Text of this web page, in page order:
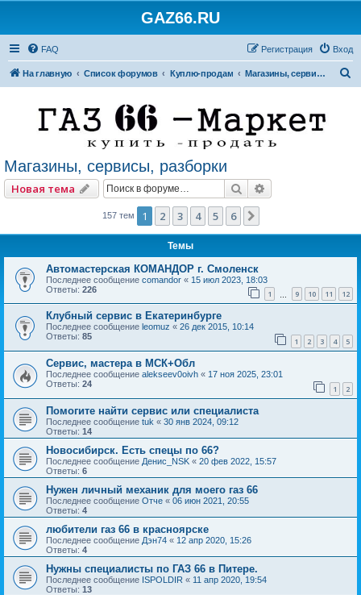
GAZ66.RU
FAQ Вход
Регистрация
На главную Список форумов Куплю-продам Магазины, сервисы, разборки
Магазины, сервисы, разборки
Новая тема Поиск
157 тем 1 2 3 4 5 6
Темы
Автомастерская КОМАНДОР г. Смоленск
Последнее сообщение comandor « 15 июл 2023, 18:03
Ответы: 226 1 9 10 11 12
Клубный сервис в Екатеринбурге
Последнее сообщение leomuz « 26 дек 2015, 10:14
Ответы: 85 1 2 3 4 5
Сервис, мастера в МСК+Обл
Последнее сообщение alekseev0oivh « 17 ноя 2025, 23:01
Ответы: 24 1 2
Помогите найти сервис или специалиста
Последнее сообщение tuk « 30 янв 2024, 09:12
Ответы: 14
Новосибирск. Есть спецы по 66?
Последнее сообщение Денис_NSK « 20 фев 2022, 15:57
Ответы: 6
Нужен личный механик для моего газ 66
Последнее сообщение Отче « 06 июн 2021, 20:55
Ответы: 4
любители газ 66 в красноярске
Последнее сообщение Дэн74 « 12 апр 2020, 15:26
Ответы: 4
Нужны специалисты по ГАЗ 66 в Питере.
Последнее сообщение ISPOLDIR « 11 апр 2020, 19:54
Ответы: 13